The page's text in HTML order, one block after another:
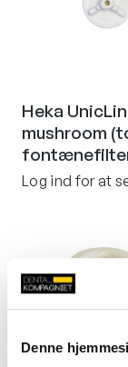
Denne
Heka
mushroom
Log ind for at